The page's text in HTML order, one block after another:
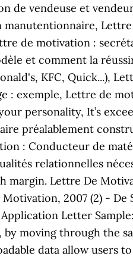
de vendeuse et
de motivation :
et comment la
KFC, Quick...),
: exemple, Lettre de
personality, It’s
préalablement
: Conducteur de
relationnelles
margin. Lettre De
2007 (2) -
Letter
by moving through the
data allow users